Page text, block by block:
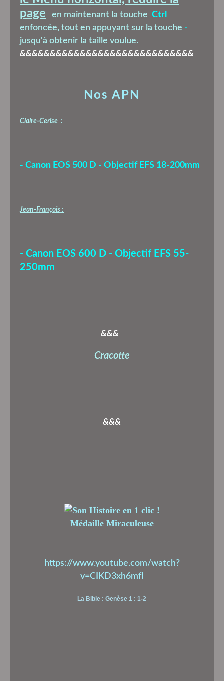
Nos APN
Claire-Cerise :
- Canon EOS 500 D - Objectif EFS 18-200mm
Jean-François :
- Canon EOS 600 D - Objectif EFS 55-
250mm
&&&
Cracotte
&&&
Médaille Miraculeuse
https://www.youtube.com/watch?
v=CIKD3xh6mfI
La Bible : Genèse 1 : 1-2
page
en maintenant la touche Ctrl
enfoncée, tout en appuyant sur la touche -
jusqu'à obtenir la taille voulue.
&&&&&&&&&&&&&&&&&&&&&&&&&&&&&